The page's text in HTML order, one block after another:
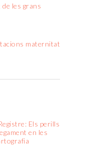
de les grans
maternitat
Els perills
en les